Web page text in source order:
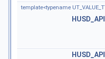
template<typename
HUSD_API
HUSD_API